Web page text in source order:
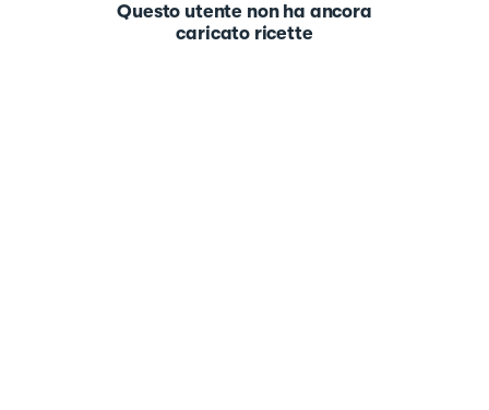
Questo utente non ha ancora
caricato ricette